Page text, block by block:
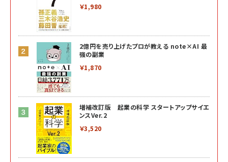
￥1,980
2億円を売り上げたプロが教える note×AI 最
強の副業
￥1,870
増補改訂版 起業の科学 スタートアップサイエ
ンスVer.2
￥3,520